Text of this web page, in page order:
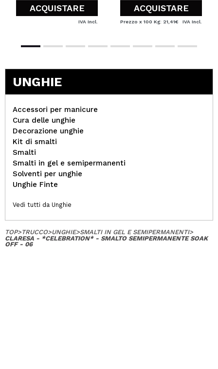
ACQUISTARE
IVA Incl.
ACQUISTARE
Prezzo x 100 Kg: 21,41€ IVA Incl.
UNGHIE
Accessori per manicure
Cura delle unghie
Decorazione unghie
Kit di smalti
Smalti
Smalti in gel e semipermanenti
Solventi per unghie
Unghie Finte
Vedi tutti da Unghie
TOP>TRUCCO>UNGHIE>SMALTI IN GEL E SEMIPERMANENTI>
CLARESA - *CELEBRATION* - SMALTO SEMIPERMANENTE SOAK
OFF - 06